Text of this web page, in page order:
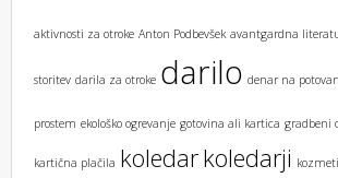
aktivnosti za otroke Anton Podbevšek avantgardna
storitev darila za otroke darilo denar na
prostem ekološko ogrevanje gotovina ali kartica gradbeni
kartična plačila koledarkoledarji